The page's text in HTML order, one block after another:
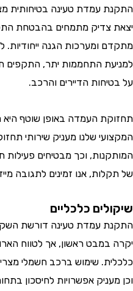
עמדת טעינה בטיחותית
מתמחים בהבטחת התקנה
ומערכות הגנה ייחודיות. לכל
התחממות יתר, התקפים
הדיירים והרכב.
העמדה באופן שוטף היא חלק
שלנו מעניק שירותי תחזוקה
וכך מבטיחים פעילות
אנו זמינים לתגובה מיידית
כלכליים
עמדת טעינה דורשת השקעה
במבט ראשון, אך לטווח הארוך
שימוש ברכב חשמלי מצריך
אפשרויות לחיסכון